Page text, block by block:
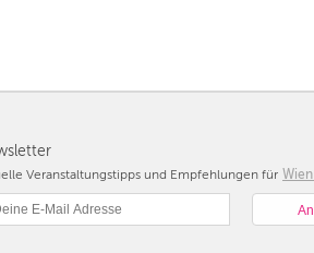
Veranstaltungstipps und Empfehlungen für Wien
Berlin
Hamburg